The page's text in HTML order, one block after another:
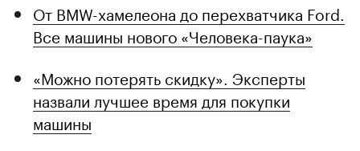
От BMW-хамелеона до перехватчика Ford.
Все машины нового «Человека-паука»
«Можно потерять скидку». Эксперты
назвали лучшее время для покупки
машины